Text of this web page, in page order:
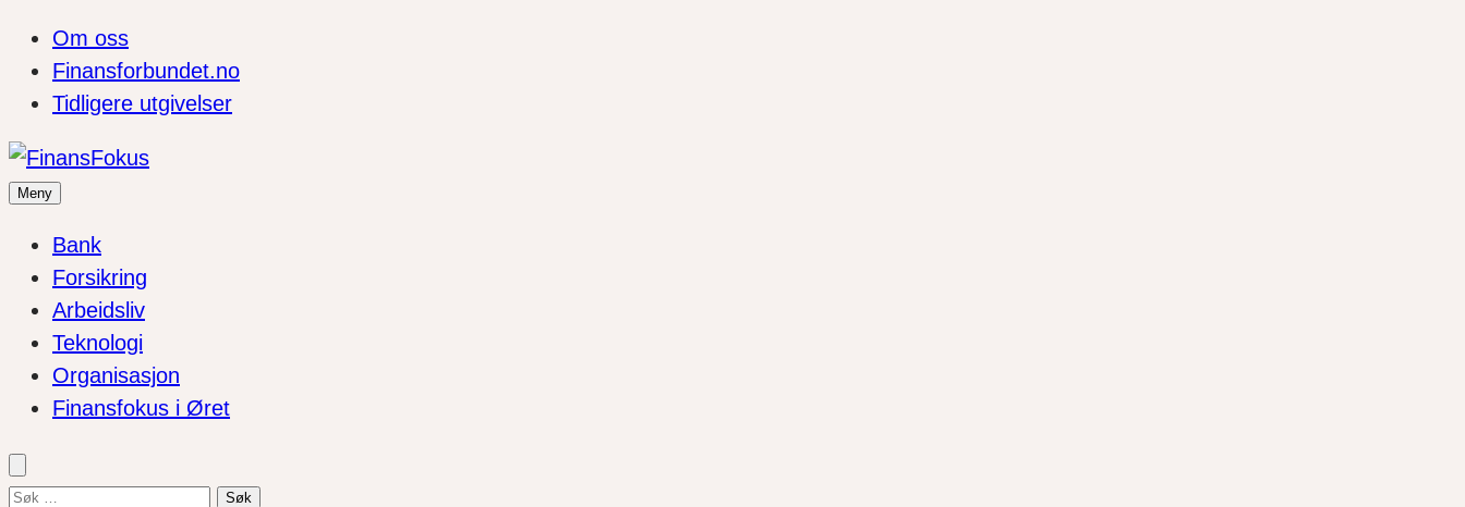
Om oss
Finansforbundet.no
Tidligere utgivelser
Meny
Bank
Forsikring
Arbeidsliv
Teknologi
Organisasjon
Finansfokus i Øret
Søk